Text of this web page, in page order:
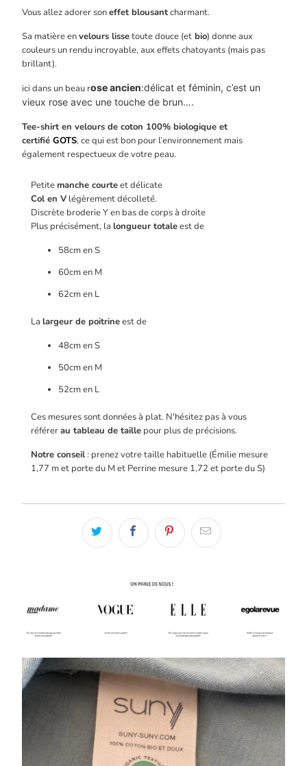
Vous allez adorer soneffet blousantcharmant.
Sa matière envelours lissetoute douce (etbio) donne aux
couleurs un rendu incroyable, aux effets chatoyants (mais pas
brillant).
ici dans un beau rose ancien:délicat et féminin, c’est un
vieux rose avec une touche de brun….
Tee-shirt en velours de coton 100% biologique et
certifié GOTS, ce qui est bon pour l’environnement mais
également respectueux de votre peau.
Petitemanche courteet délicate
Col en Vlégèrement décolleté.
Discrète broderie Y en bas de corps à droite
Plus précisément, la longueur totaleest de
58cm en S
60cm en M
62cm en L
La largeur de poitrineest de
48cm en S
50cm en M
52cm en L
Ces mesures sont données à plat. N'hésitez pas à vous
référerau tableau de taillepour plus de précisions.
Notre conseil: prenez votre taille habituelle (Émilie mesure
1,77 m et porte du M et Perrine mesure 1,72 et porte du S)